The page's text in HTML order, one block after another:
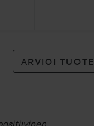
ARVIOI TUOTE